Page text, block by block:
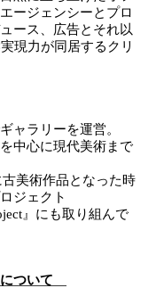
ージェンシーとプロ
ース、広告とそれ以
現力が同居するクリ
ャラリーを運営。
中心に現代美術まで
美術作品となった時
ジェクト
』にも取り組んで
について